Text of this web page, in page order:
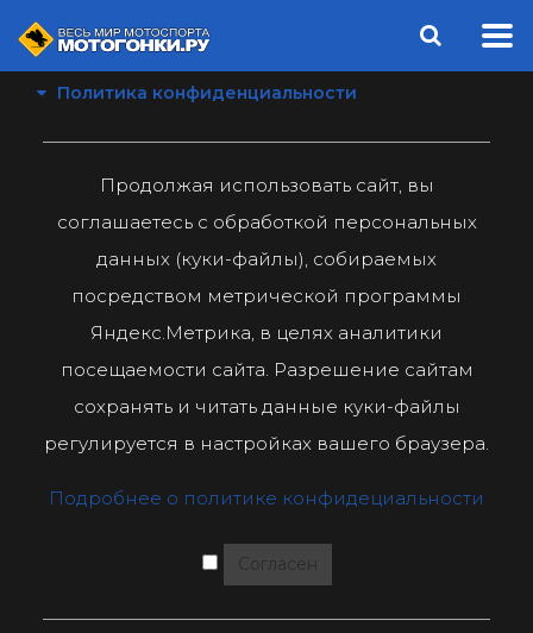
Политика конфиденциальности
Продолжая использовать сайт, вы
соглашаетесь с обработкой персональных
данных (куки-файлы), собираемых
посредством метрической программы
Яндекс.Метрика, в целях аналитики
посещаемости сайта. Разрешение сайтам
сохранять и читать данные куки-файлы
регулируется в настройках вашего браузера.
Подробнее о политике конфидециальности
Согласен